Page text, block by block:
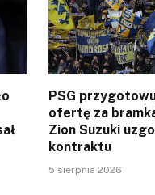
PSG
ofertę za
Zion Suzuki
kontraktu
5 sierpnia 2026